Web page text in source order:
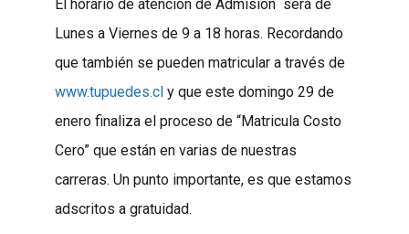
El horario de atención de Admisión será de
Lunes a Viernes de 9 a 18 horas. Recordando
que también se pueden matricular a través de
www.tupuedes.cl y que este domingo 29 de
enero finaliza el proceso de “Matricula Costo
Cero” que están en varias de nuestras
carreras. Un punto importante, es que estamos
adscritos a gratuidad.